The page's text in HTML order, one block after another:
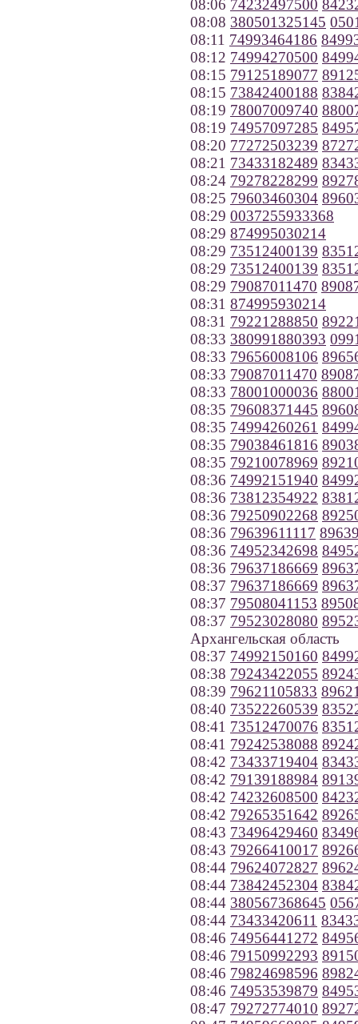
08:06 74232497500
08:08 380501325145
08:11 74993464186
08:12 74994270500
08:15 79125189077
08:15 73842400188
08:19 78007009740
08:19 74957097285
08:20 77272503239
08:21 73433182489
08:24 79278228299
08:25 79603460304
08:29 0037255933368
08:29 874995030214
08:29 73512400139
08:29 73512400139
08:29 79087011470
08:31 874995930214
08:31 79221288850
08:33 380991880393
08:33 79656008106
08:33 79087011470
08:33 78001000036
08:35 79608371445
08:35 74994260261
08:35 79038461816
08:35 79210078969
08:36 74992151940
08:36 73812354922
08:36 79250902268
08:36 79639611117
08:36 74952342698
08:36 79637186669
08:37 79637186669
08:37 79508041153
08:37 79523028080
Архангельская область
08:37 74992150160
08:38 79243422055
08:39 79621105833
08:40 73522260539
08:41 73512470076
08:41 79242538088
08:42 73433719404
08:42 79139188984
08:42 74232608500
08:42 79265351642
08:43 73496429460
08:43 79266410017
08:44 79624072827
08:44 73842452304
08:44 380567368645
08:44 73433420611
08:46 74956441272
08:46 79150992293
08:46 79824698596
08:46 74953539879
08:47 79272774010